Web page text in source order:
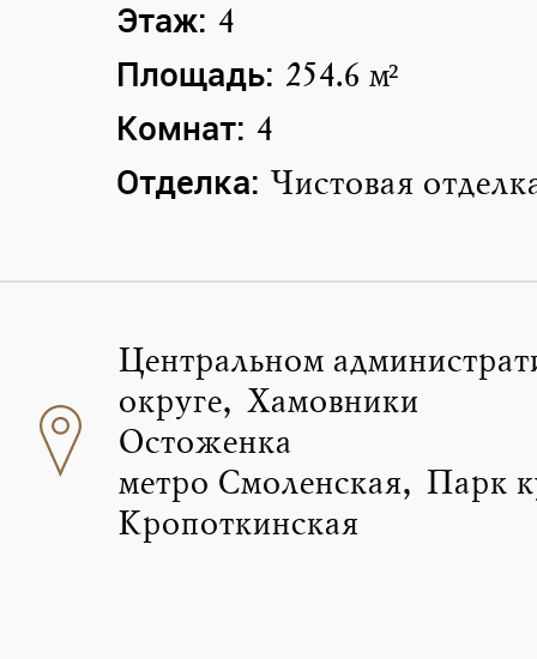
Этаж: 4
Площадь: 254.6 м²
Комнат: 4
Отделка: Чистовая
Центральном
округе, Хамовники
Остоженка
метро Смоленская, Парк
Кропоткинская